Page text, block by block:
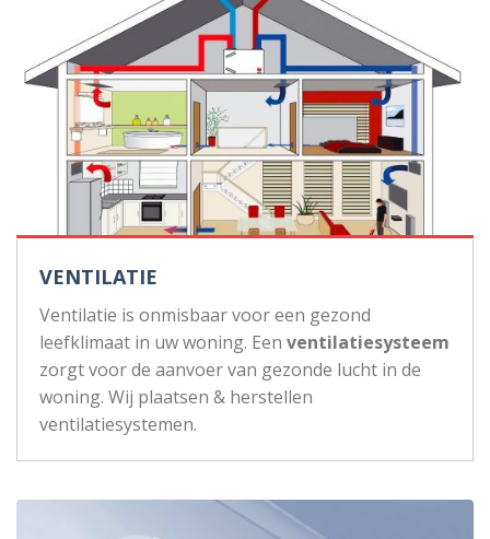
VENTILATIE
Ventilatie is onmisbaar voor een gezond
leefklimaat in uw woning. Een ventilatiesysteem
zorgt voor de aanvoer van gezonde lucht in de
woning. Wij plaatsen & herstellen
ventilatiesystemen.